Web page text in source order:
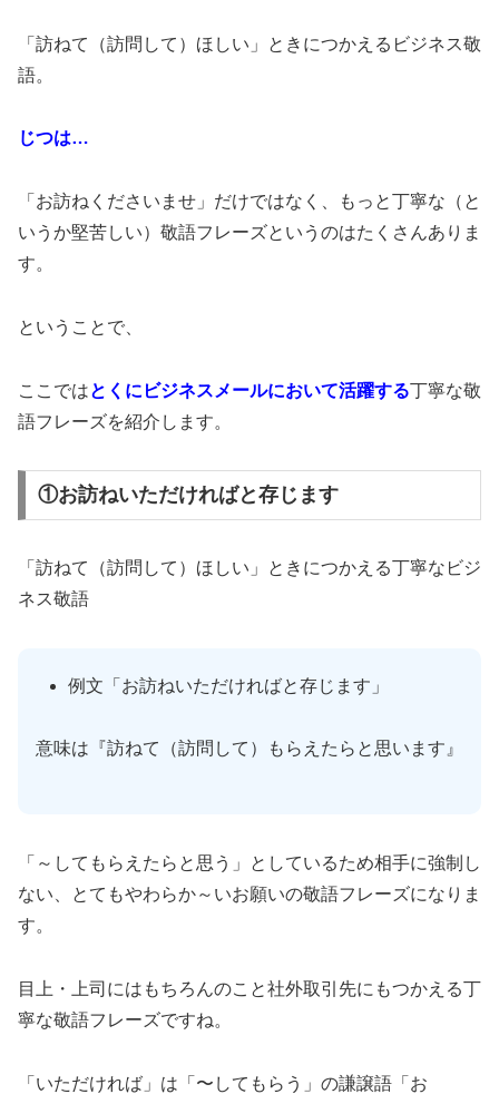
「訪ねて（訪問して）ほしい」ときにつかえるビジネス敬
語。
じつは…
「お訪ねくださいませ」だけではなく、もっと丁寧な（と
いうか堅苦しい）敬語フレーズというのはたくさんありま
す。
ということで、
ここではとくにビジネスメールにおいて活躍する丁寧な敬
語フレーズを紹介します。
①お訪ねいただければと存じます
「訪ねて（訪問して）ほしい」ときにつかえる丁寧なビジ
ネス敬語
例文「お訪ねいただければと存じます」
意味は『訪ねて（訪問して）もらえたらと思います』
「～してもらえたらと思う」としているため相手に強制し
ない、とてもやわらか～いお願いの敬語フレーズになりま
す。
目上・上司にはもちろんのこと社外取引先にもつかえる丁
寧な敬語フレーズですね。
「いただければ」は「〜してもらう」の謙譲語「お